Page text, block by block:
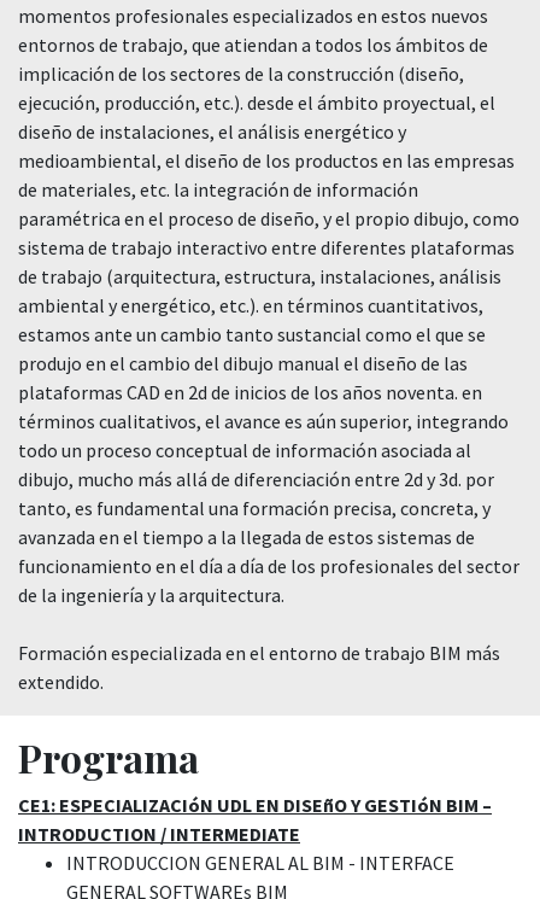
momentos profesionales especializados en estos nuevos
entornos de trabajo, que atiendan a todos los ámbitos de
implicación de los sectores de la construcción (diseño,
ejecución, producción, etc.). desde el ámbito proyectual, el
diseño de instalaciones, el análisis energético y
medioambiental, el diseño de los productos en las empresas
de materiales, etc. la integración de información
paramétrica en el proceso de diseño, y el propio dibujo, como
sistema de trabajo interactivo entre diferentes plataformas
de trabajo (arquitectura, estructura, instalaciones, análisis
ambiental y energético, etc.). en términos cuantitativos,
estamos ante un cambio tanto sustancial como el que se
produjo en el cambio del dibujo manual el diseño de las
plataformas CAD en 2d de inicios de los años noventa. en
términos cualitativos, el avance es aún superior, integrando
todo un proceso conceptual de información asociada al
dibujo, mucho más allá de diferenciación entre 2d y 3d. por
tanto, es fundamental una formación precisa, concreta, y
avanzada en el tiempo a la llegada de estos sistemas de
funcionamiento en el día a día de los profesionales del sector
de la ingeniería y la arquitectura.
Formación especializada en el entorno de trabajo BIM más
extendido.
Programa
CE1: ESPECIALIZACIóN UDL EN DISEñO Y GESTIóN BIM –
INTRODUCTION / INTERMEDIATE
INTRODUCCION GENERAL AL BIM - INTERFACE
GENERAL SOFTWAREs BIM